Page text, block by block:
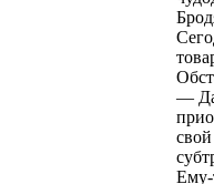
— Да
Ему-